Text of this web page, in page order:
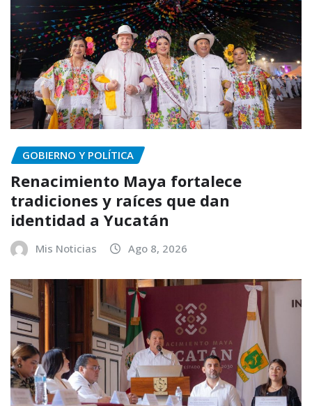
GOBIERNO Y POLÍTICA
Renacimiento Maya fortalece
tradiciones y raíces que dan
identidad a Yucatán
Mis Noticias Ago 8, 2026